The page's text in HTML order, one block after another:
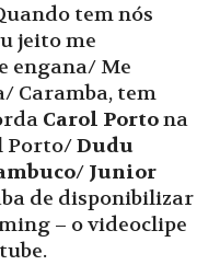
tem nós
jeito me
engana/ Me
Caramba, tem
Carol Portona
Porto/Dudu
/ Junior
de disponibilizar
– o videoclipe